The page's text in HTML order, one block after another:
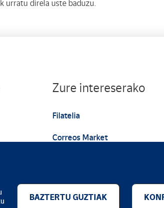
urratu direla uste baduzu.
Zure intereserako
Filatelia
Correos Market
BAZTERTU GUZTIAK